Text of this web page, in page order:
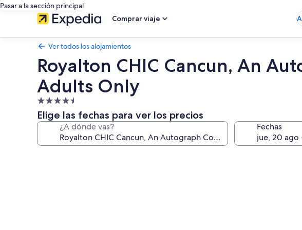
Pasar a la sección principal
Comprar viaje
Ver todos los alojamientos
Royalton CHIC Cancun, An
Adults Only
Alojamiento
de
4.5 estrellas
Elige las fechas para ver los precios
¿A dónde vas? Fechas